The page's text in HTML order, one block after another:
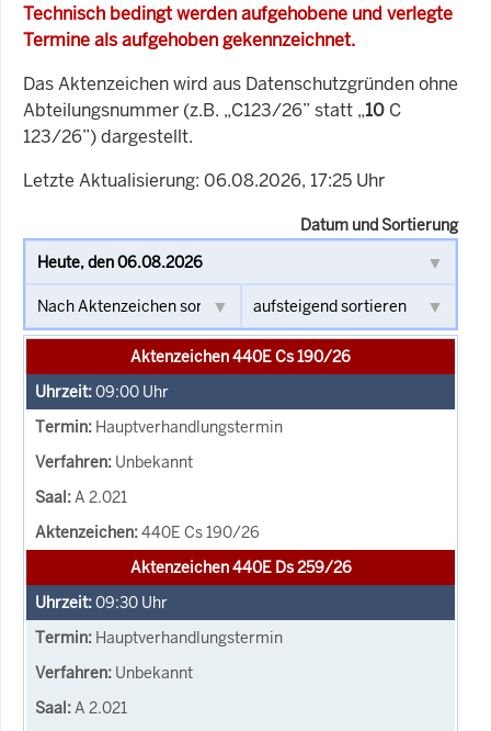
Technisch bedingt werden aufgehobene und verlegte
Termine als aufgehoben gekennzeichnet.
Das Aktenzeichen wird aus Datenschutzgründen ohne
Abteilungsnummer (z.B. „C123/26” statt „10 C
123/26”) dargestellt.
Letzte Aktualisierung: 06.08.2026, 17:25 Uhr
Datum und Sortierung
Aktenzeichen 440E Cs 190/26
09:00 Uhr
Hauptverhandlungstermin
Unbekannt
A 2.021
440E Cs 190/26
Aktenzeichen 440E Ds 259/26
09:30 Uhr
Hauptverhandlungstermin
Unbekannt
A 2.021